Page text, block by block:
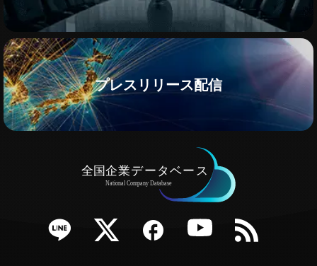
プレスリリース配信
Twitter Facebook YouTube RSS